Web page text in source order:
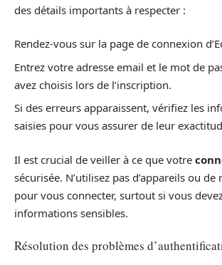
des détails importants à respecter :
Rendez-vous sur la page de connexion
Entrez votre adresse email et le mot de
avez choisis lors de l’inscription.
Si des erreurs apparaissent, vérifiez les
saisies pour vous assurer de leur
Il est crucial de veiller à ce que votre
sécurisée. N’utilisez pas d’appareils ou
pour vous connecter, surtout si vous
informations sensibles.
Résolution des problèmes